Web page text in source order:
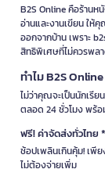
B2S Online คือร้านห
อ่านและงานเขียน ให้
ออกจากบ้าน เพราะ
สิทธิพิเศษที่ไม่ควรพล
ทำไม B2S
ไม่ว่าคุณจะเป็นนักเรี
ตลอด 24 ชั่วโมง พร้อ
ฟรี! ค่าจัดส่งทั่วไท
ช้อปเพลินเกินคุ้ม! เพี
ไม่ต้องจ่ายเพิ่ม